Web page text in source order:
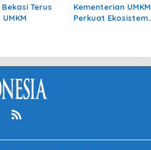
Terus
Kementerian UMKM
Perkuat Ekosistem